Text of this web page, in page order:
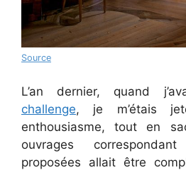
Source
L’an dernier, quand
challenge, je m’étais
enthousiasme, tout en
ouvrages
proposées allait être